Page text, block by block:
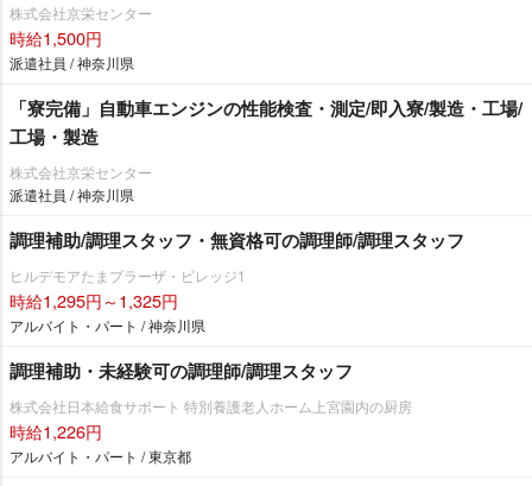
株式会社京栄センター
時給1,500円
派遣社員 / 神奈川県
「寮完備」自動車エンジンの性能検査・測定/即入寮/製造・工場/
工場・製造
株式会社京栄センター
派遣社員 / 神奈川県
調理補助/調理スタッフ・無資格可の調理師/調理スタッフ
ヒルデモアたまプラーザ・ビレッジ1
時給1,295円～1,325円
アルバイト・パート / 神奈川県
調理補助・未経験可の調理師/調理スタッフ
株式会社日本給食サポート 特別養護老人ホーム上宮園内の厨房
時給1,226円
アルバイト・パート / 東京都